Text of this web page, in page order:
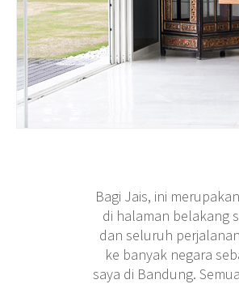
Bagi Jais, ini merupakan
di halaman belakang
dan seluruh
ke banyak negara
saya di Bandung.